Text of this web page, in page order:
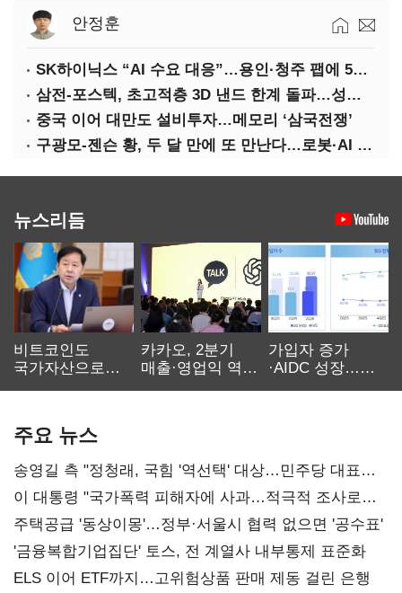
안정훈
SK하이닉스 “AI 수요 대응”…용인·청주 팹에 54조 투자
삼전-포스텍, 초고적층 3D 낸드 한계 돌파…성능·전력효율 개선
중국 이어 대만도 설비투자…메모리 ‘삼국전쟁’
구광모-젠슨 황, 두 달 만에 또 만난다…로봇·AI 등 논의
뉴스리듬
비트코인도
국가자산으로…'
카카오, 2분기
매출·영업익 역대
가입자 증가
·AIDC 성장…
주요 뉴스
송영길 측 "정청래, 국힘 '역선택' 대상…민주당 대표로
총선 지휘 못해"
이 대통령 "국가폭력 피해자에 사과…적극적 조사로
진실 밝혀야"
주택공급 '동상이몽'…정부·서울시 협력 없으면 '공수표'
'금융복합기업집단' 토스, 전 계열사 내부통제 표준화
ELS 이어 ETF까지…고위험상품 판매 제동 걸린 은행